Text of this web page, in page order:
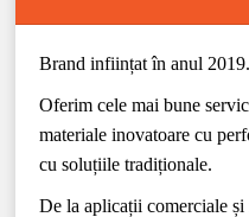
Brand inființat în anul 2019.
Oferim cele mai bune
materiale inovatoare cu
cu soluțiile tradiționale.
De la aplicații comerciale